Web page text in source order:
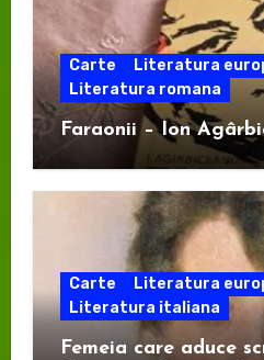
Carte
Literatura
Literatura romana
Faraonii – Ion
Carte
Literatura
Literatura italiana
Femeia care aduce